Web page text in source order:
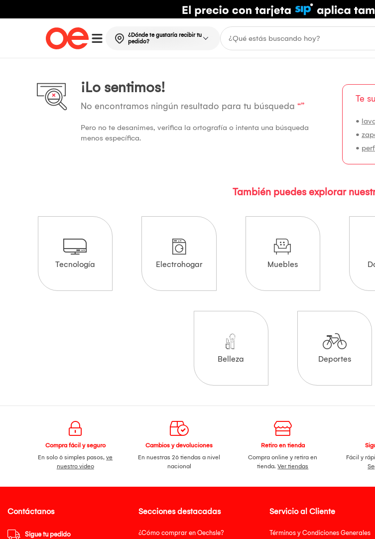
¿Dónde te gustaría recibir tu
pedido?
¡Lo sentimos!
No encontramos ningún resultado para tu búsqueda “”
Pero no te desanimes, verifica la ortografía o intenta una búsqueda
menos específica.
Te
•
•
•
También puedes explorar
Tecnología Electrohogar Muebles
Belleza Deportes
Compra fácil y seguro
En solo 6 simples pasos,ve
nuestro video
Cambios y devoluciones
En nuestras 26 tiendas a nivel
nacional
Retiro en tienda
Compra online y retira en
tienda.Ver tiendas
Fácil y
Secciones destacadas
¿Cómo comprar en Oechsle?
Servicio al Cliente
Términos y Condiciones Generales
Contáctanos
Sigue tu pedido